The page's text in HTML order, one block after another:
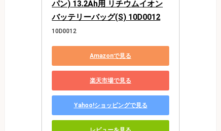
パン) 13.2Ah用 リチウムイオン
バッテリーバッグ(S) 10D0012
10D0012
Amazonで見る
楽天市場で見る
Yahoo!ショッピングで見る